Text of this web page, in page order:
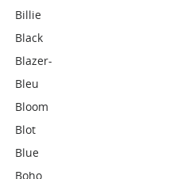
Billie
Black
Blazer-
Bleu
Bloom
Blot
Blue
Boho